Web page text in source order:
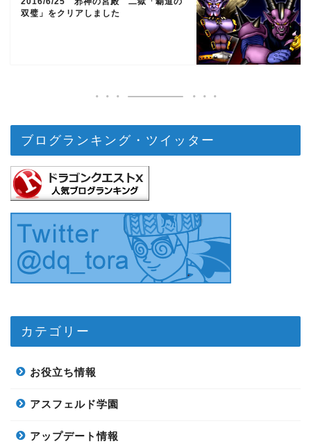
双璧」をクリアしました
ブログランキング・ツイッター
カテゴリー
お役立ち情報
アスフェルド学園
アップデート情報